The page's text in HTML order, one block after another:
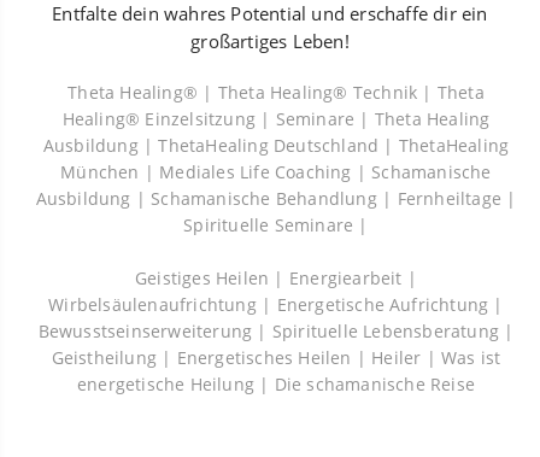
Entfalte dein wahres Potential und erschaffe dir ein
großartiges Leben!
Theta Healing® | Theta Healing® Technik | Theta
Healing® Einzelsitzung | Seminare | Theta Healing
Ausbildung |ThetaHealing Deutschland | ThetaHealing
München | Mediales Life Coaching | Schamanische
Ausbildung | Schamanische Behandlung | Fernheiltage |
Spirituelle Seminare |
Geistiges Heilen | Energiearbeit |
Wirbelsäulenaufrichtung | Energetische Aufrichtung |
Bewusstseinserweiterung | Spirituelle Lebensberatung |
Geistheilung | Energetisches Heilen | Heiler | Was ist
energetische Heilung | Die schamanische Reise